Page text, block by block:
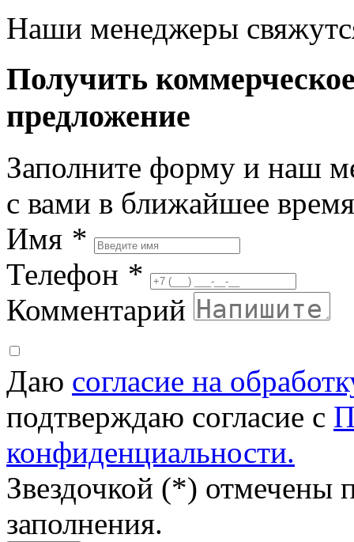
Наши менеджеры
Получить
предложение
Заполните форму и наш
с вами в ближайшее время
Имя *
Телефон *
Комментарий
Даю согласие на
подтверждаю согласие с
конфиденциальности.
Звездочкой (*) отмечены
заполнения.